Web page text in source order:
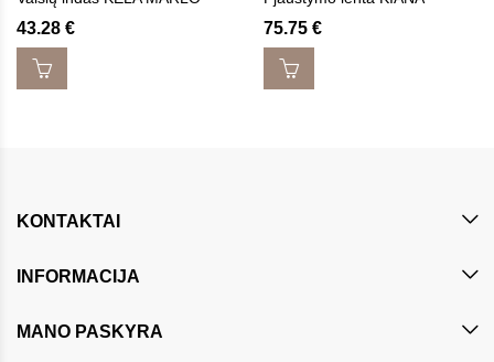
43.28 € 75.75 €
KONTAKTAI
INFORMACIJA
MANO PASKYRA